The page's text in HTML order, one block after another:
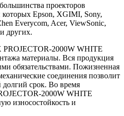
проекторов
Epson, XGIMI, Sony,
Everycom, Acer, ViewSonic,
других.
2000W WHITE
материалы. Вся продукция
обязательствами. Пожизненная
соединения позволит
долгий срок. Во время
2000W WHITE
износостойкость и